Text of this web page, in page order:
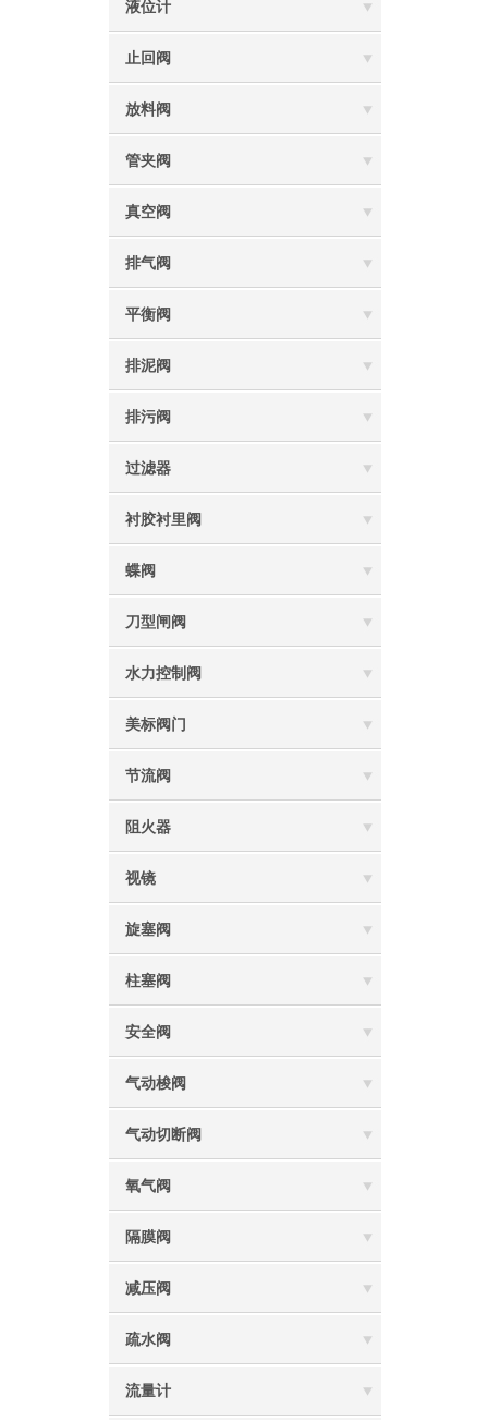
液位计
止回阀
放料阀
管夹阀
真空阀
排气阀
平衡阀
排泥阀
排污阀
过滤器
衬胶衬里阀
蝶阀
刀型闸阀
水力控制阀
美标阀门
节流阀
阻火器
视镜
旋塞阀
柱塞阀
安全阀
气动梭阀
气动切断阀
氧气阀
隔膜阀
减压阀
疏水阀
流量计